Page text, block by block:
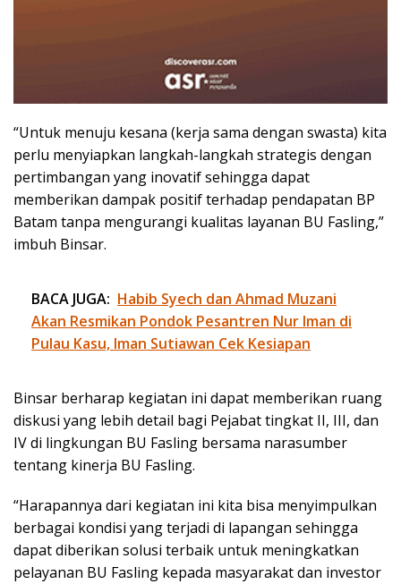
“Untuk menuju kesana (kerja sama dengan swasta) kita
perlu menyiapkan langkah-langkah strategis dengan
pertimbangan yang inovatif sehingga dapat
memberikan dampak positif terhadap pendapatan BP
Batam tanpa mengurangi kualitas layanan BU Fasling,”
imbuh Binsar.
BACA JUGA: Habib Syech dan Ahmad Muzani
Akan Resmikan Pondok Pesantren Nur Iman di
Pulau Kasu, Iman Sutiawan Cek Kesiapan
Binsar berharap kegiatan ini dapat memberikan ruang
diskusi yang lebih detail bagi Pejabat tingkat II, III, dan
IV di lingkungan BU Fasling bersama narasumber
tentang kinerja BU Fasling.
“Harapannya dari kegiatan ini kita bisa menyimpulkan
berbagai kondisi yang terjadi di lapangan sehingga
dapat diberikan solusi terbaik untuk meningkatkan
pelayanan BU Fasling kepada masyarakat dan investor